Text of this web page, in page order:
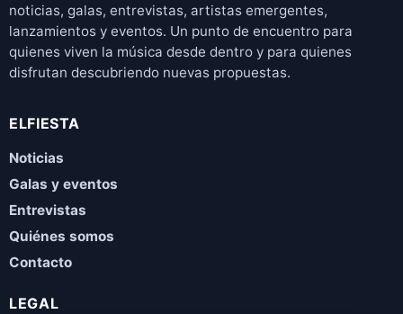
noticias, galas, entrevistas, artistas emergentes,
lanzamientos y eventos. Un punto de encuentro para
quienes viven la música desde dentro y para quienes
disfrutan descubriendo nuevas propuestas.
ELFIESTA
Noticias
Galas y eventos
Entrevistas
Quiénes somos
Contacto
LEGAL